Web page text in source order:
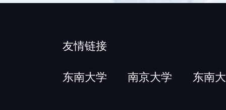
友情链接
东南大学 南京大学 东南